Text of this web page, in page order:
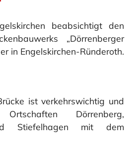
beabsichtigt den
„Dörrenberger
in Engelskirchen-Ründeroth.
ist verkehrswichtig und
Dörrenberg,
Stiefelhagen mit dem